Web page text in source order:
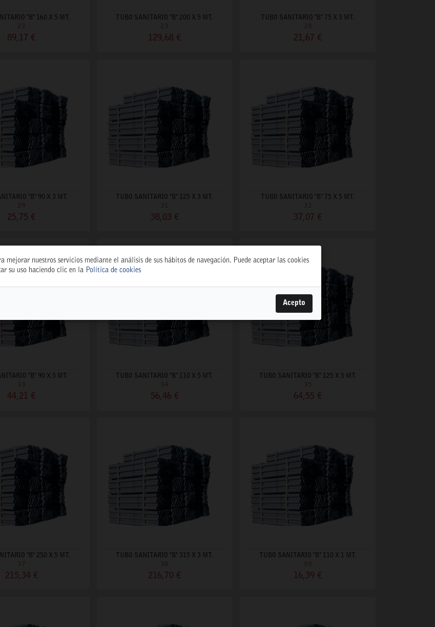
"B" 160 X 5 MT.
22
89,17 €
TUBO SANITARIO "B" 200 X 5 MT.
23
129,68 €
TUBO SANITARIO "B" 75 X 3 MT.
28
21,67 €
"B" 90 X 3 MT.
29
25,75 €
TUBO SANITARIO "B" 125 X 3 MT.
31
38,03 €
TUBO SANITARIO "B" 75 X 5 MT.
32
37,07 €
"B" 90 X 5 MT.
33
44,21 €
TUBO SANITARIO "B" 110 X 5 MT.
34
56,46 €
TUBO SANITARIO "B" 125 X 5 MT.
35
64,55 €
"B" 250 X 5 MT.
37
215,34 €
TUBO SANITARIO "B" 315 X 3 MT.
38
216,70 €
TUBO SANITARIO "B" 110 X 1 MT.
50
16,39 €
mejorar nuestros servicios mediante el análisis de sus hábitos de navegación. Puede aceptar las cookies
su uso haciendo clic en la Política de cookies
Acepto